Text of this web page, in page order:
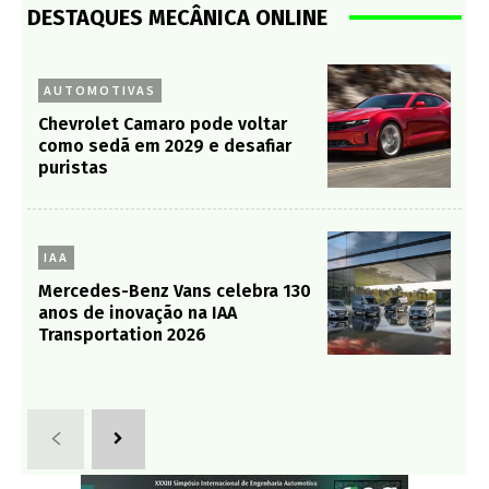
DESTAQUES MECÂNICA ONLINE
AUTOMOTIVAS
Chevrolet Camaro pode voltar
como sedã em 2029 e desafiar
puristas
IAA
Mercedes-Benz Vans celebra 130
anos de inovação na IAA
Transportation 2026